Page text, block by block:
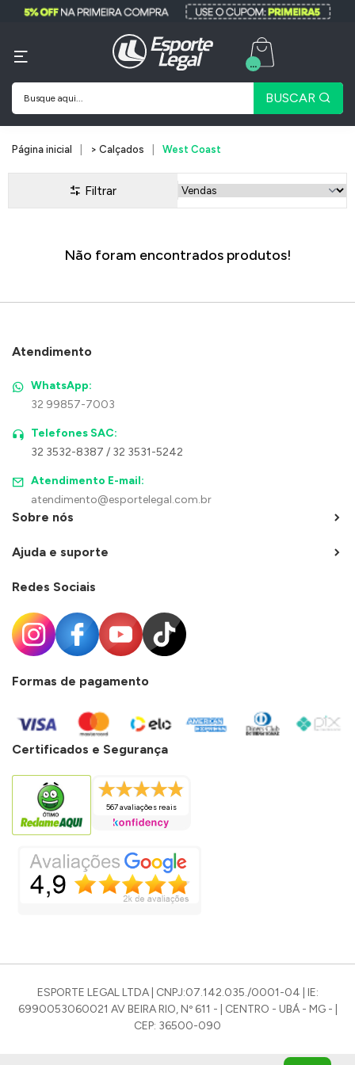
BUSCAR
...
Página inicial > Calçados West Coast
Filtrar
Não foram encontrados produtos!
Atendimento
WhatsApp:
32 99857-7003
Telefones SAC:
32 3532-8387 / 32 3531-5242
Atendimento E-mail:
atendimento@esportelegal.com.br
Sobre nós
Ajuda e suporte
Redes Sociais
Formas de pagamento
Certificados e Segurança
567 avaliações reais
ESPORTE LEGAL LTDA | CNPJ:07.142.035./0001-04 | IE:
6990053060021 AV BEIRA RIO, Nº 611 - | CENTRO - UBÁ - MG - |
CEP: 36500-090